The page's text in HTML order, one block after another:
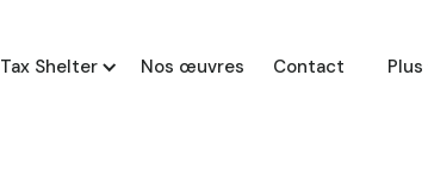
Tax Shelter Nos œuvres Contact Plus